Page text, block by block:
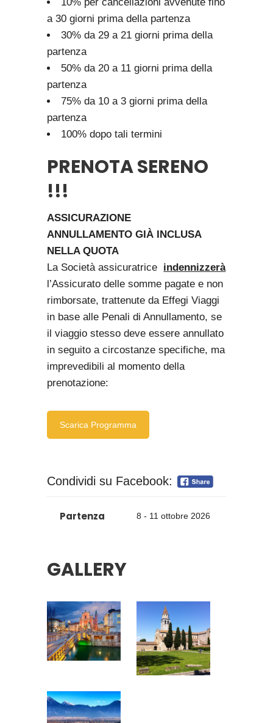
a 30 giorni prima della partenza
30% da 29 a 21 giorni prima della
partenza
50% da 20 a 11 giorni prima della
partenza
75% da 10 a 3 giorni prima della
partenza
100% dopo tali termini
PRENOTA SERENO
!!!
ASSICURAZIONE
ANNULLAMENTOGIÀ INCLUSA
NELLA QUOTA
La Società assicuratrice indennizzerà
l’Assicurato delle somme pagate e non
rimborsate, trattenute da Effegi Viaggi
in base alle Penali di Annullamento, se
il viaggio stesso deve essere annullato
in seguito a circostanze specifiche, ma
imprevedibili al momento della
prenotazione:
Scarica Programma
Condividi su Facebook:
Partenza 8 - 11 ottobre 2026
GALLERY